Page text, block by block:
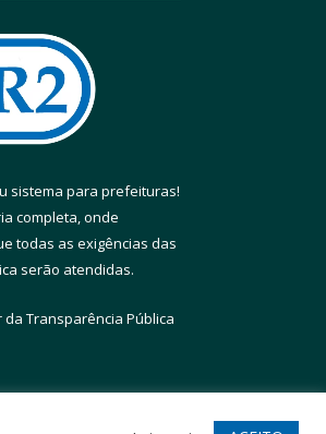
sistema para prefeituras!
completa, onde
todas as exigências das
serão atendidas.
da Transparência Pública